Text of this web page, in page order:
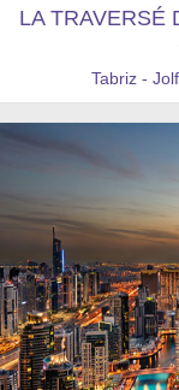
LA TRAVERSÉ
Tabriz -